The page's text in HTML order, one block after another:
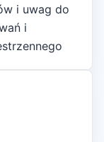
i uwag do
i